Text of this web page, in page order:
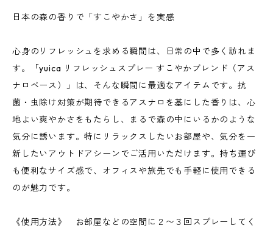
日本の森の香りで「すこやかさ」を実感
心身のリフレッシュを求める瞬間は、日常の中で多く訪れま
す。「yuica リフレッシュスプレー すこやかブレンド（アス
ナロベース）」は、そんな瞬間に最適なアイテムです。抗
菌・虫除け対策が期待できるアスナロを基にした香りは、心
地よい爽やかさをもたらし、まるで森の中にいるかのような
気分に誘います。特にリラックスしたいお部屋や、気分を一
新したいアウトドアシーンでご活用いただけます。持ち運び
も便利なサイズ感で、オフィスや旅先でも手軽に使用できる
のが魅力です。
《使用方法》 お部屋などの空間に２〜３回スプレーしてく